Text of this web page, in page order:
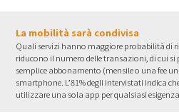
La mobilità sarà condivisa
Quali servizi hanno maggiore probabilità di
riducono il numero delle transazioni, di cui
semplice abbonamento (mensile o una fee
smartphone. L’81% degli intervistati indica
utilizzare una sola app per qualsiasi